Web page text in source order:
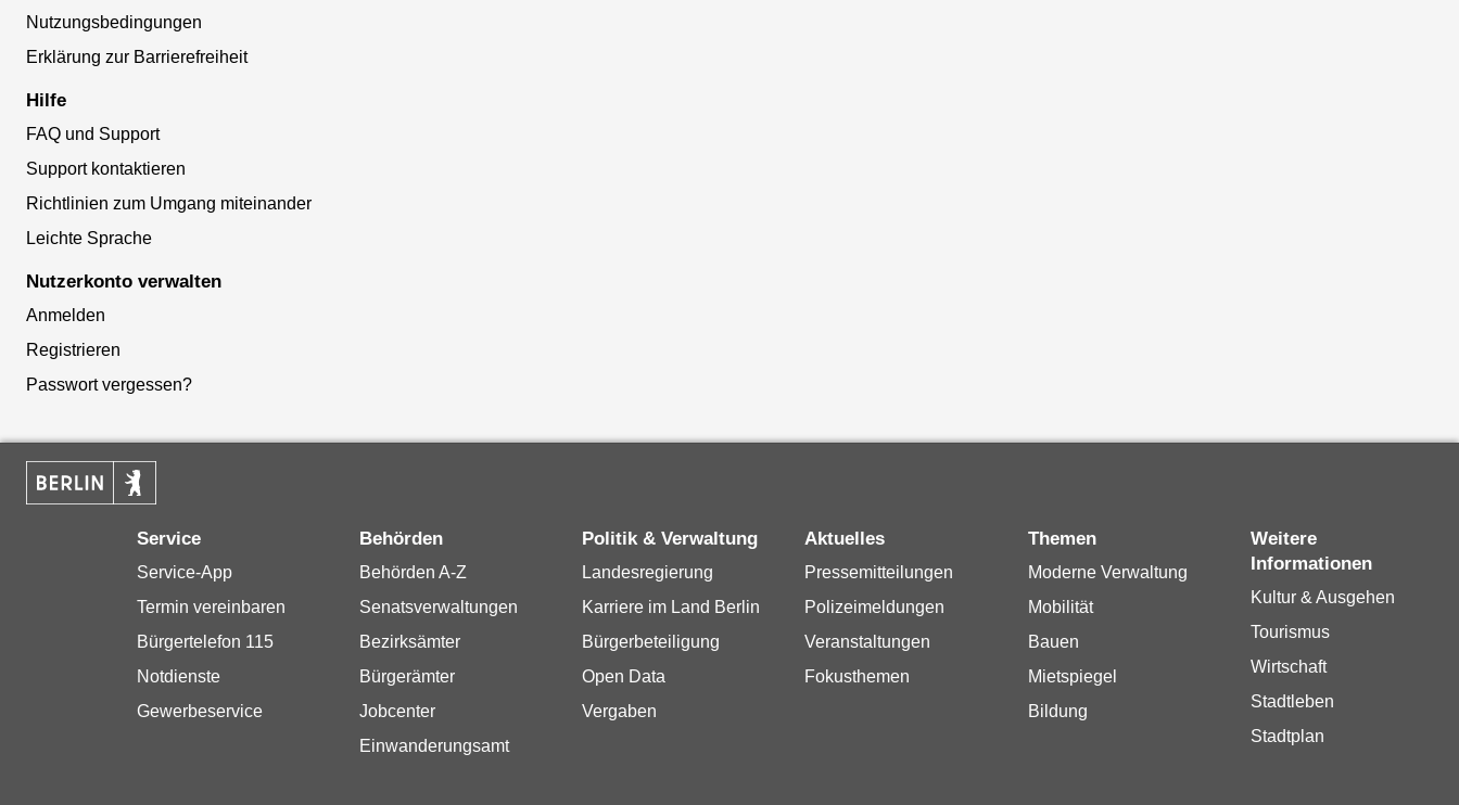
Nutzungsbedingungen
Erklärung zur Barrierefreiheit
Hilfe
FAQ und Support
Support kontaktieren
Richtlinien zum Umgang miteinander
Leichte Sprache
Nutzerkonto verwalten
Anmelden
Registrieren
Passwort vergessen?
Service
Service-App
Termin vereinbaren
Bürgertelefon 115
Notdienste
Gewerbeservice
Behörden
Behörden A-Z
Senatsverwaltungen
Bezirksämter
Bürgerämter
Jobcenter
Einwanderungsamt
Politik & Verwaltung
Landesregierung
Karriere im Land Berlin
Bürgerbeteiligung
Open Data
Vergaben
Aktuelles
Pressemitteilungen
Polizeimeldungen
Veranstaltungen
Fokusthemen
Themen
Moderne Verwaltung
Mobilität
Bauen
Mietspiegel
Bildung
Weitere
Informationen
Kultur & Ausgehen
Tourismus
Wirtschaft
Stadtleben
Stadtplan